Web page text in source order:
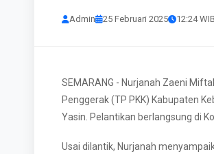
Admin 25 Februari 2025 12:24 WIB
SEMARANG - Nurjanah Zaeni
Penggerak (TP PKK) Kabupaten
Yasin. Pelantikan berlangsung di
Usai dilantik, Nurjanah